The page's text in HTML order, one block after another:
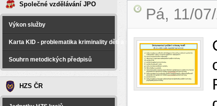
Společné vzdělávání JPO
Výkon služby
Karta KID - problematika kriminality dětí a spáchané na dětech
Souhrn metodických předpisů
HZS ČR
Pá, 11/